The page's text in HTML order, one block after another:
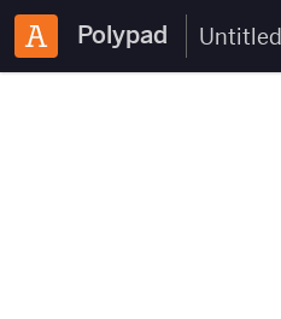
Polypad